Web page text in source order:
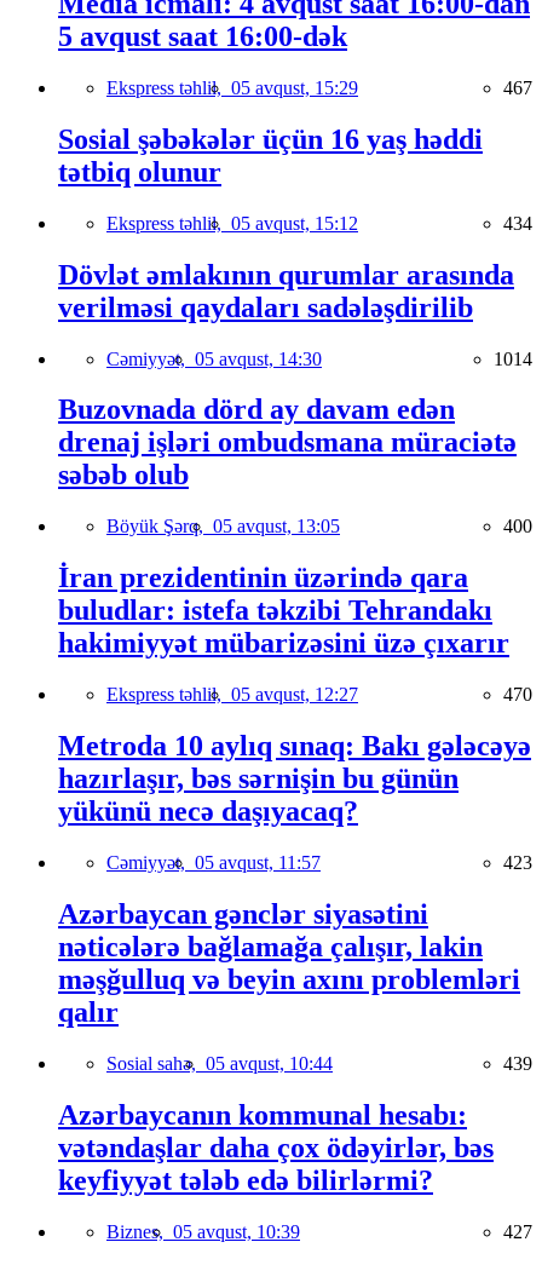
5 avqust saat 16:00-dək
Ekspress təhlil, 05 avqust, 15:29 467
Sosial şəbəkələr üçün 16 yaş həddi
tətbiq olunur
Ekspress təhlil, 05 avqust, 15:12 434
Dövlət əmlakının qurumlar arasında
verilməsi qaydaları sadələşdirilib
Cəmiyyət, 05 avqust, 14:30 1014
Buzovnada dörd ay davam edən
drenaj işləri ombudsmana müraciətə
səbəb olub
Böyük Şərq, 05 avqust, 13:05 400
İran prezidentinin üzərində qara
buludlar: istefa təkzibi Tehrandakı
hakimiyyət mübarizəsini üzə çıxarır
Ekspress təhlil, 05 avqust, 12:27 470
Metroda 10 aylıq sınaq: Bakı gələcəyə
hazırlaşır, bəs sərnişin bu günün
yükünü necə daşıyacaq?
Cəmiyyət, 05 avqust, 11:57 423
Azərbaycan gənclər siyasətini
nəticələrə bağlamağa çalışır, lakin
məşğulluq və beyin axını problemləri
qalır
Sosial sahə, 05 avqust, 10:44 439
Azərbaycanın kommunal hesabı:
vətəndaşlar daha çox ödəyirlər, bəs
keyfiyyət tələb edə bilirlərmi?
Biznes, 05 avqust, 10:39 427